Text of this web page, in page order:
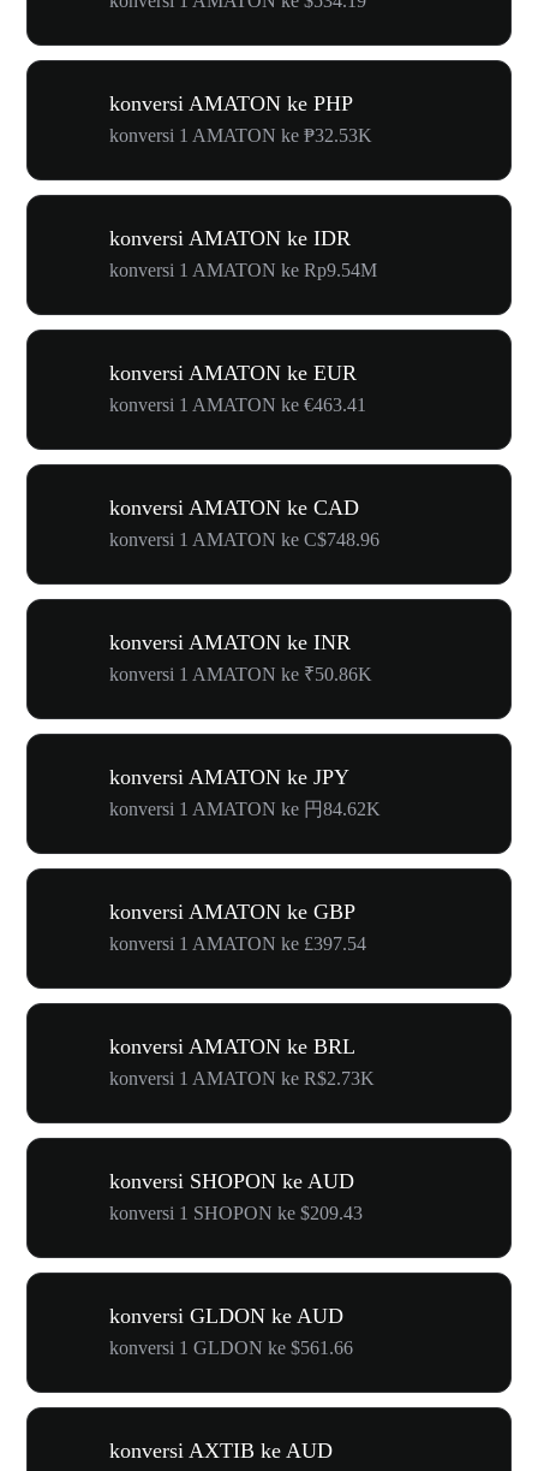
konversi AMATON ke PHP
konversi 1 AMATON ke ₱32.53K
konversi AMATON ke IDR
konversi 1 AMATON ke Rp9.54M
konversi AMATON ke EUR
konversi 1 AMATON ke €463.41
konversi AMATON ke CAD
konversi 1 AMATON ke C$748.96
konversi AMATON ke INR
konversi 1 AMATON ke ₹50.86K
konversi AMATON ke JPY
konversi 1 AMATON ke 円84.62K
konversi AMATON ke GBP
konversi 1 AMATON ke £397.54
konversi AMATON ke BRL
konversi 1 AMATON ke R$2.73K
konversi SHOPON ke AUD
konversi 1 SHOPON ke $209.43
konversi GLDON ke AUD
konversi 1 GLDON ke $561.66
konversi AXTIB ke AUD